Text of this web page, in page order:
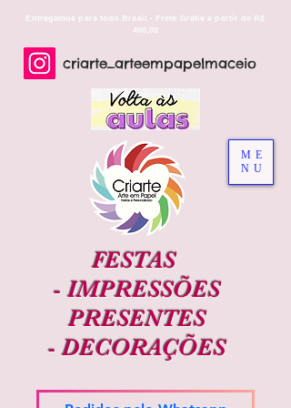
FESTAS
-IMPRESSÕES
PRESENTES
-DECORAÇÕES
ME
NU
Entregamos para todo Brasil - Frete Grátis a partir de R$
400,00
criarte_arteempapelmaceio